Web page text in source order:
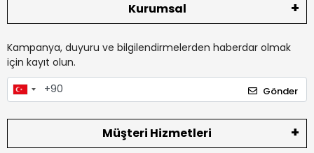
Kurumsal
Kampanya, duyuru ve bilgilendirmelerden haberdar olmak
için kayıt olun.
Gönder
Müşteri Hizmetleri